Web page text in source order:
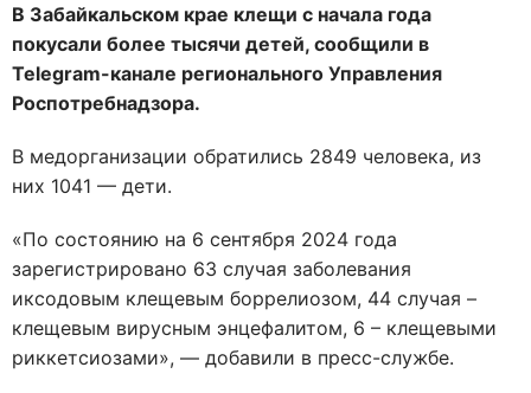
В Забайкальском крае клещи с начала года
покусали более тысячи детей, сообщили в
Telegram-канале регионального Управления
Роспотребнадзора.
В медорганизации обратились 2849 человека, из
них 1041 — дети.
«По состоянию на 6 сентября 2024 года
зарегистрировано 63 случая заболевания
иксодовым клещевым боррелиозом, 44 случая –
клещевым вирусным энцефалитом, 6 – клещевыми
риккетсиозами», — добавили в пресс-службе.